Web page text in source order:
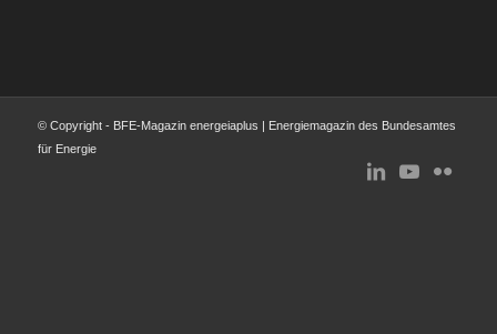
© Copyright - BFE-Magazin energeiaplus | Energiemagazin des Bundesamtes
für Energie